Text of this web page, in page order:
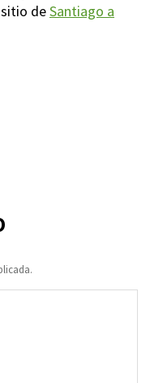
deSantiago a